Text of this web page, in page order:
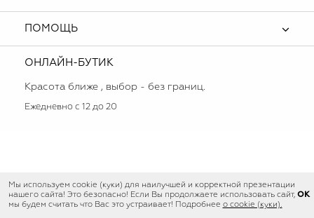
Мы используем cookie (куки) для наилучшей и корректной презентации
нашего сайта! Это безопасно! Если Вы продолжаете использовать сайт,
мы будем считать что Вас это устраивает! Подробнее о cookie (куки).
OK
ПОМОЩЬ
ОНЛАЙН-БУТИК
Красота ближе , выбор - без границ.
Ежедневно с 12 до 20